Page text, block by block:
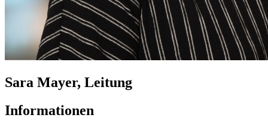
Sara Mayer, Leitung
Informationen